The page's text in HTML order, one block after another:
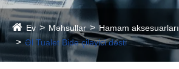
Ev Məhsullar
Hamam aksesuarları
Əl Tualet Bide çiləyici dəsti